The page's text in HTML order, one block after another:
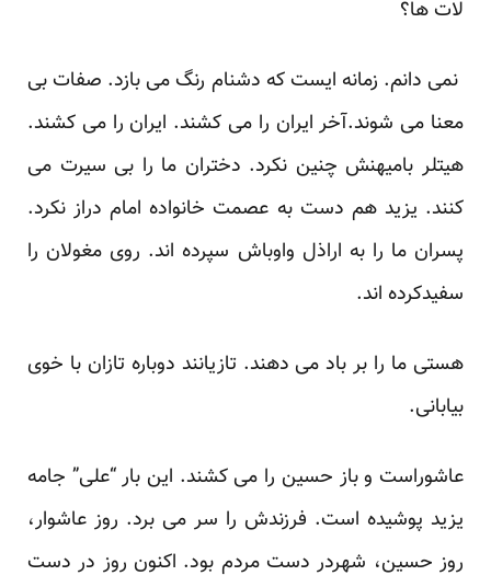
لات ها؟
نمی دانم. زمانه ایست که دشنام رنگ می بازد. صفات بی
معنا می شوند.آخر ایران را می کشند. ایران را می کشند.
هیتلر بامیهنش چنین نکرد. دختران ما را بی سیرت می
کنند. یزید هم دست به عصمت خانواده امام دراز نکرد.
پسران ما را به اراذل واوباش سپرده اند. روی مغولان را
سفیدکرده اند.
هستی ما را بر باد می دهند. تازیانند دوباره تازان با خوی
بیابانی.
عاشوراست و باز حسین را می کشند. این بار “علی” جامه
یزید پوشیده است. فرزندش را سر می برد. روز عاشوار،
روز حسین، شهردر دست مردم بود. اکنون روز در دست